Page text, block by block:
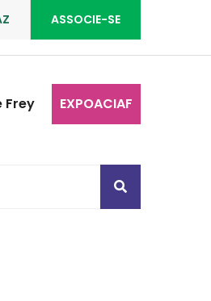
ASSOCIE-SE
Frey EXPOACIAF